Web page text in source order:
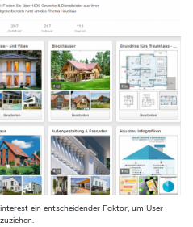
ein entscheidender Faktor, um User